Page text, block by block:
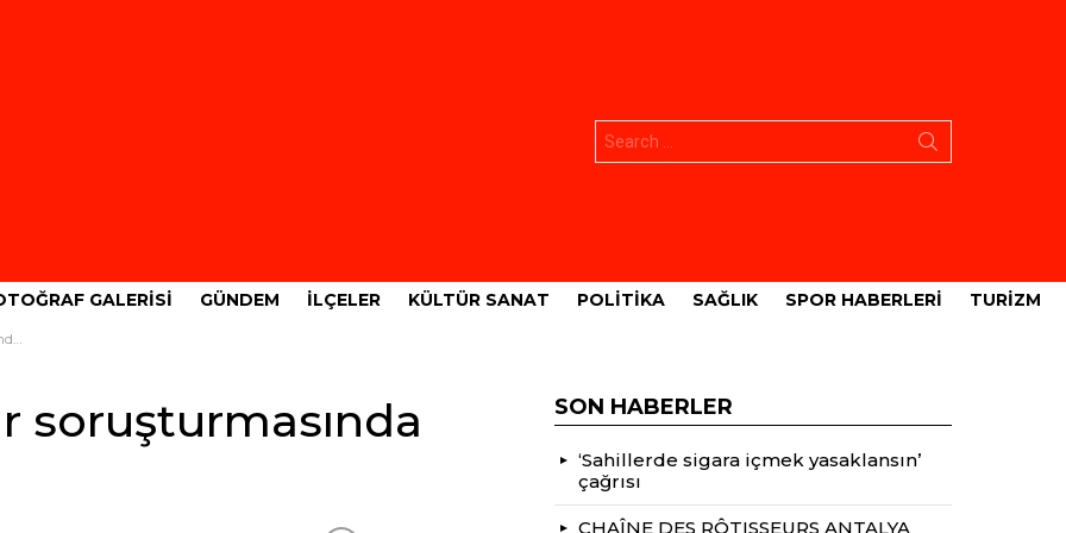
GALERISI GÜNDEM İLÇELER KÜLTÜR SANAT POLITIKA SAĞLIK SPOR HABERLERI TURIZM
soruşturmasında
SON HABERLER
‘Sahillerde sigara içmek yasaklansın’
çağrısı
CHAÎNE DES RÔTISSEURS ANTALYA